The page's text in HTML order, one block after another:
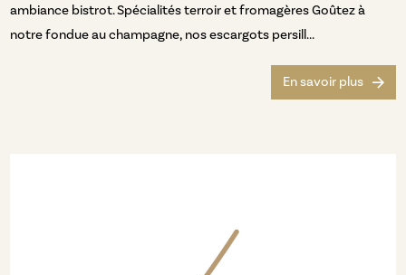
ambiance bistrot. Spécialités terroir et fromagères Goûtez à
notre fondue au champagne, nos escargots persill...
En savoir plus